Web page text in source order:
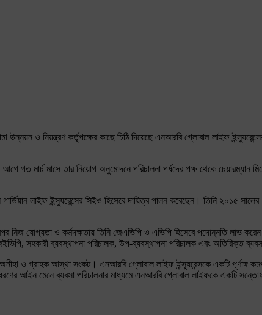
উন্নয়ন ও নিয়ন্ত্রণ কর্তৃপক্ষের কাছে চিঠি দিয়েছে এনআরবি গ্লোবাল লাইফ
গত মার্চ মাসে তার নিয়োগ অনুমোদনে পরিচালনা পর্ষদের পক্ষ থেকে
লাইফ ইন্স্যুরেন্সের সিইও হিসেবে দায়িত্ব পালন করেছেন। তিনি ২০১৫ সালের
এরপর নিজ যোগ্যতা ও কর্মদক্ষতায় তিনি জেএভিপি ও এভিপি হিসেবে পদোন্নতি লাভ
সহকারী ব্যবস্থাপনা পরিচালক, উপ-ব্যবস্থাপনা পরিচালক এবং অতিরিক্ত
ও গ্রাহক আস্থা সংকট। এনআরবি গ্লোবাল লাইফ ইন্স্যুরেন্সকে একটি পূর্ণাঙ্গ
আইন মেনে ব্যবসা পরিচালনার মাধ্যমে এনআরবি গ্লোবাল লাইফকে একটি